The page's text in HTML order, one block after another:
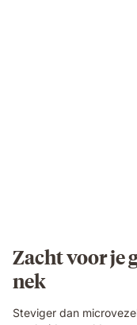
Zacht voor je
nek
Steviger dan